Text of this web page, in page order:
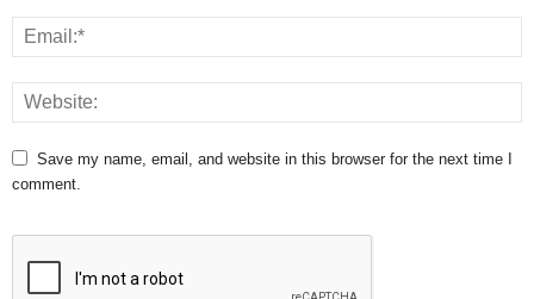
Save my name, email, and website in this browser for the next time I
comment.